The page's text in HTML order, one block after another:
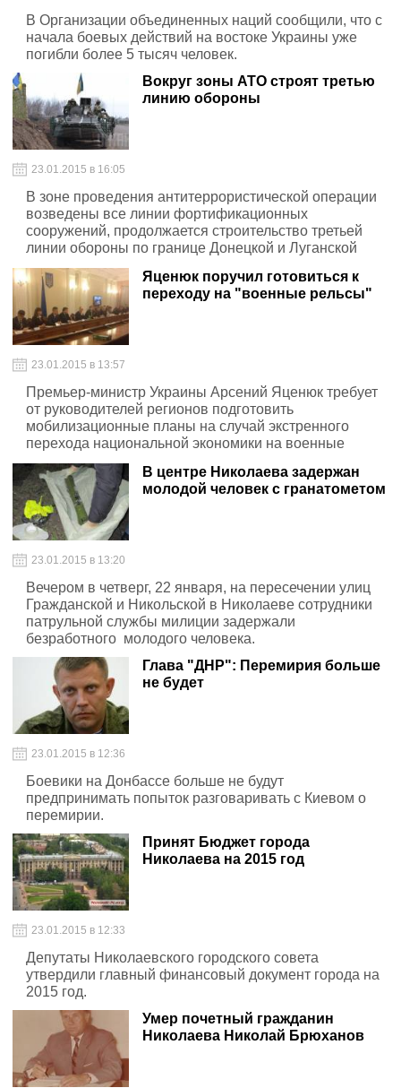
В Организации объединенных наций сообщили, что с
начала боевых действий на востоке Украины уже
погибли более 5 тысяч человек.
Вокруг зоны АТО строят третью
линию обороны
23.01.2015 в 16:05
В зоне проведения антитеррористической операции
возведены все линии фортификационных
сооружений, продолжается строительство третьей
линии обороны по границе Донецкой и Луганской
областей.
Яценюк поручил готовиться к
переходу на "военные рельсы"
23.01.2015 в 13:57
Премьер-министр Украины Арсений Яценюк требует
от руководителей регионов подготовить
мобилизационные планы на случай экстренного
перехода национальной экономики на военные
рельсы.
В центре Николаева задержан
молодой человек с гранатометом
23.01.2015 в 13:20
Вечером в четверг, 22 января, на пересечении улиц
Гражданской и Никольской в Николаеве сотрудники
патрульной службы милиции задержали
безработного молодого человека.
Глава "ДНР": Перемирия больше
не будет
23.01.2015 в 12:36
Боевики на Донбассе больше не будут
предпринимать попыток разговаривать с Киевом о
перемирии.
Принят Бюджет города
Николаева на 2015 год
23.01.2015 в 12:33
Депутаты Николаевского городского совета
утвердили главный финансовый документ города на
2015 год.
Умер почетный гражданин
Николаева Николай Брюханов